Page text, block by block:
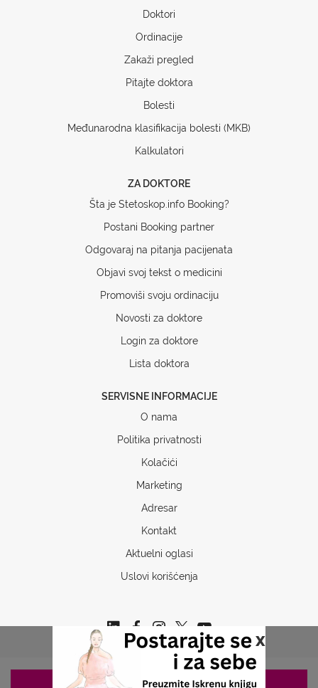
x
Doktori
Ordinacije
Zakaži pregled
Pitajte doktora
Bolesti
Međunarodna klasifikacija bolesti (MKB)
Kalkulatori
ZA DOKTORE
Šta je Stetoskop.info Booking?
Postani Booking partner
Odgovaraj na pitanja pacijenata
Objavi svoj tekst o medicini
Promoviši svoju ordinaciju
Novosti za doktore
Login za doktore
Lista doktora
SERVISNE INFORMACIJE
O nama
Politika privatnosti
Kolačići
Marketing
Adresar
Kontakt
Aktuelni oglasi
Uslovi korišćenja
ZAKAZIVANJE 063/687-460